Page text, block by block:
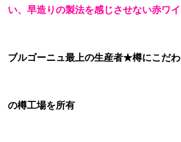
い、早造りの製法を感じさせない赤ワイ
ブルゴーニュ最上の生産者★樽にこだわ
森や
の樽工場を所有